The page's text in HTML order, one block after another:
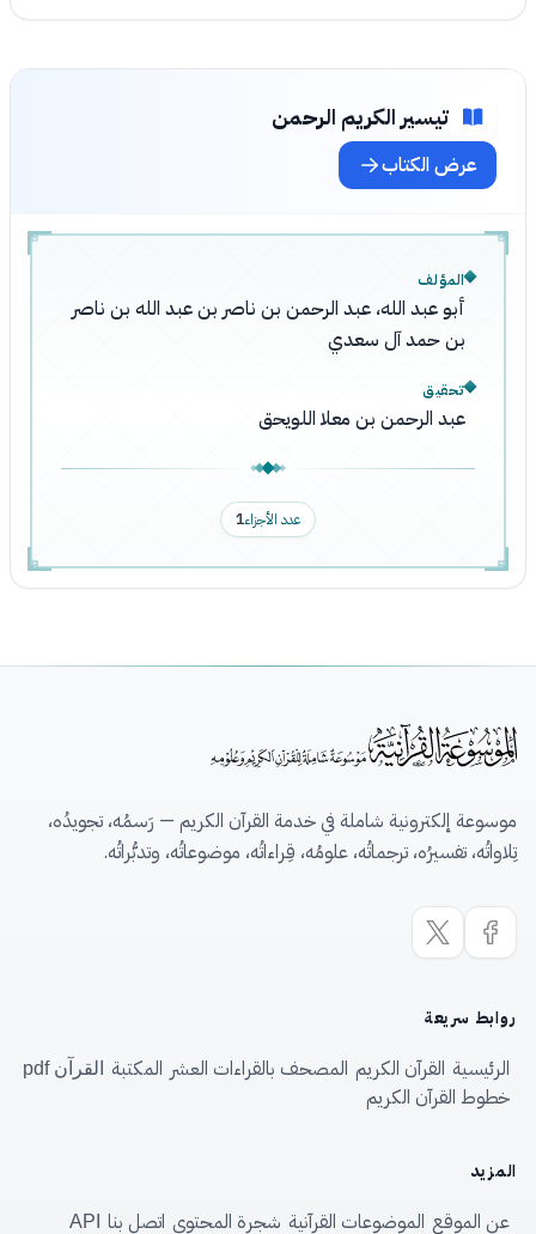
تيسير الكريم الرحمن
عرض الكتاب
المؤلف
أبو عبد الله، عبد الرحمن بن ناصر بن عبد الله بن ناصر
بن حمد آل سعدي
تحقيق
عبد الرحمن بن معلا اللويحق
عدد الأجزاء1
موسوعة إلكترونية شاملة في خدمة القرآن الكريم — رَسمُه، تجويدُه،
تِلاواتُه، تفسيرُه، ترجماتُه، علومُه، قِراءاتُه، موضوعاتُه، وتدبُّراتُه.
روابط سريعة
الرئيسية القرآن الكريم المصحف بالقراءات العشر المكتبة القرآن pdf
خطوط القرآن الكريم
المزيد
عن الموقع الموضوعات القرآنية شجرة المحتوى اتصل بنا API